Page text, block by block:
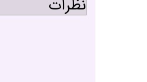
نظرات